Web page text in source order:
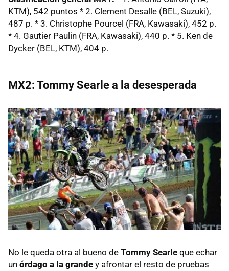
KTM), 542 puntos * 2. Clement Desalle (BEL, Suzuki),
487 p. * 3. Christophe Pourcel (FRA, Kawasaki), 452 p.
* 4. Gautier Paulin (FRA, Kawasaki), 440 p. * 5. Ken de
Dycker (BEL, KTM), 404 p.
MX2: Tommy Searle a la desesperada
No le queda otra al bueno de Tommy Searle que echar
un órdago a la grande y afrontar el resto de pruebas